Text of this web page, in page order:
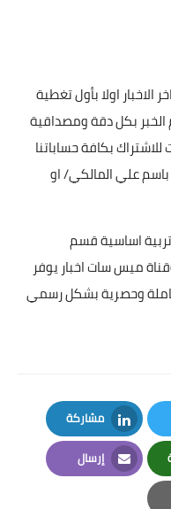
اولا بأول تغطية
بكل دقة ومصداقية
بكافة حساباتنا
علي المالكي/ او
اساسية قسم
ميس سات اخبار يوفر
شاملة وحصرية بشكل رسمي
مشاركة
LinkedIn
إرسال
Email